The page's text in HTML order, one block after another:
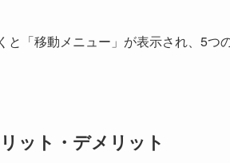
と「移動メニュー」が表示され、5つ
ット・デメリット